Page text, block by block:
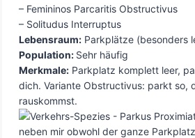
– Femininos Parcaritis Obstructivus
– Solitudus Interruptus
Lebensraum: Parkplätze (besonders
Population: Sehr häufig
Merkmale: Parkplatz komplett leer,
dich. Variante Obstructivus: parkt so,
rauskommst.